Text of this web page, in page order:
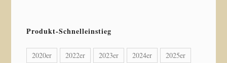
Produkt-Schnelleinstieg
2020er 2022er 2023er 2024er
2025er